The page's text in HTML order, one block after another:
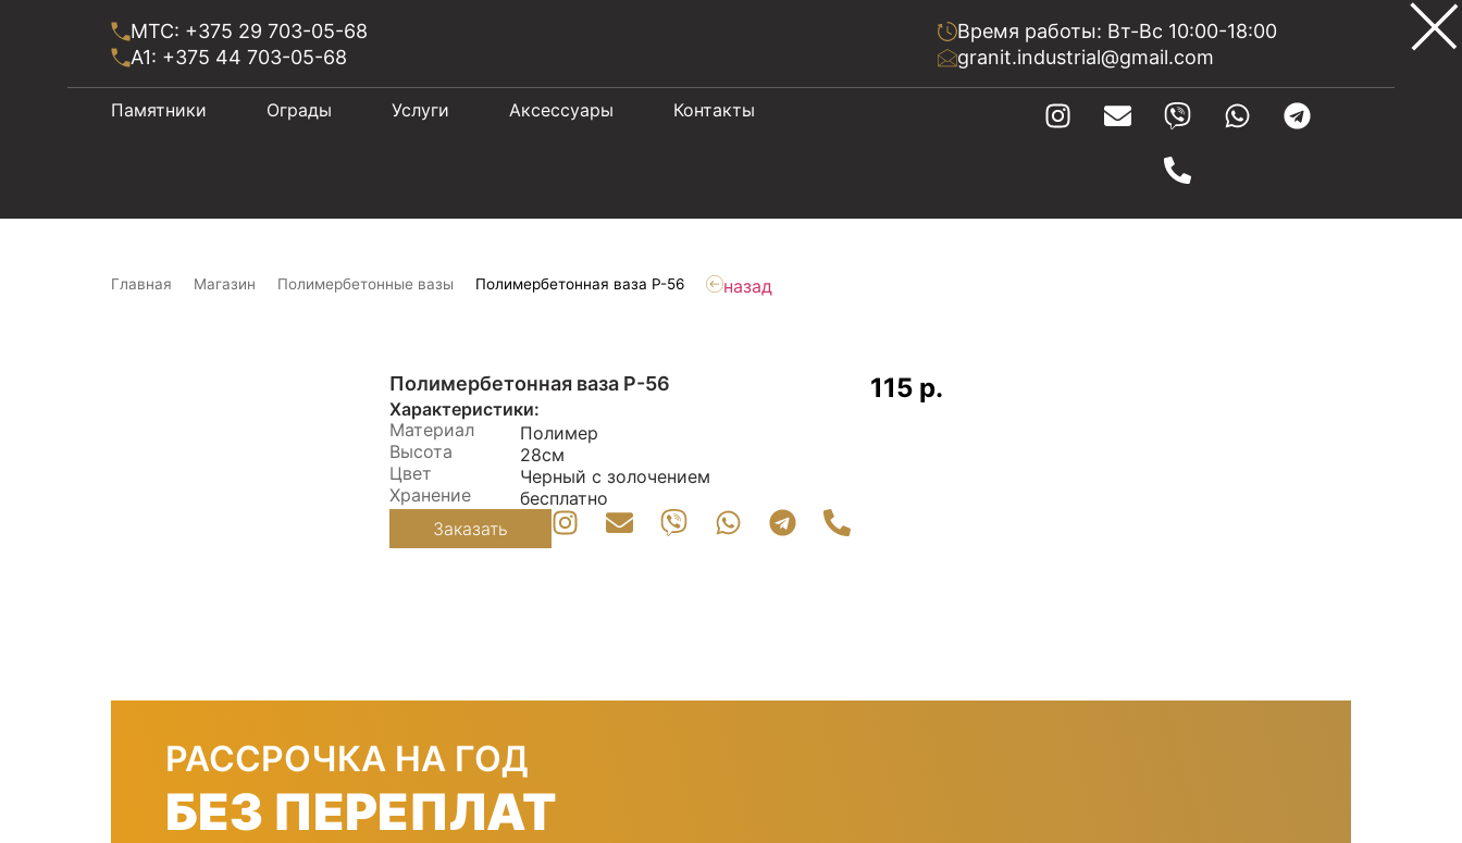
МТС: +375 29 703-05-68
A1: +375 44 703-05-68
Время работы: Вт-Вс 10:00-18:00
granit.industrial@gmail.com
Памятники Ограды Услуги Аксессуары Контакты
Главная Магазин Полимербетонные вазы Полимербетонная ваза P-56 назад
Полимербетонная ваза P-56 115 р.
Характеристики:
Материал
Полимер
Высота
28см
Цвет
Черный с золочением
Хранение
бесплатно
Заказать
РАССРОЧКА НА ГОД
БЕЗ ПЕРЕПЛАТ